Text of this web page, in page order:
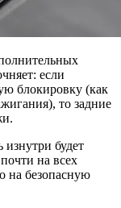
если
блокировку (как
то задние
будет
на всех
на безопасную